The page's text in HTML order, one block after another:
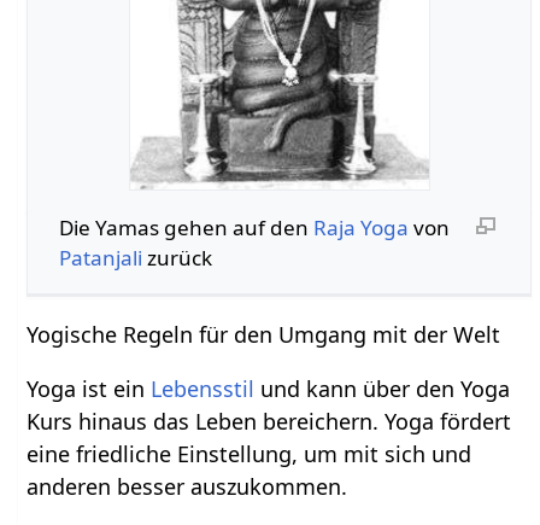
Die Yamas gehen auf den Raja Yoga von
Patanjali zurück
Yogische Regeln für den Umgang mit der Welt
Yoga ist ein Lebensstil und kann über den Yoga
Kurs hinaus das Leben bereichern. Yoga fördert
eine friedliche Einstellung, um mit sich und
anderen besser auszukommen.